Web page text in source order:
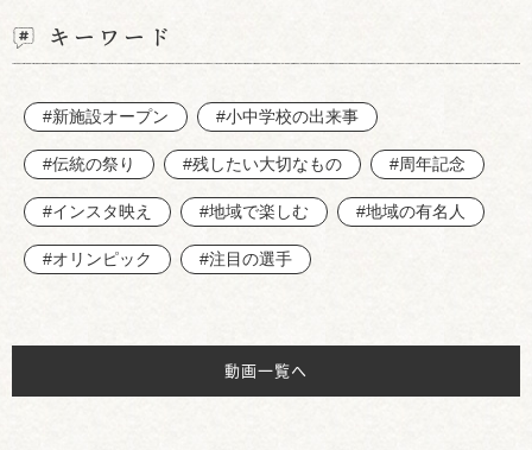
キーワード
#新施設オープン #小中学校の出来事
#伝統の祭り #残したい大切なもの #周年記念
#インスタ映え #地域で楽しむ #地域の有名人
#オリンピック #注目の選手
動画一覧へ